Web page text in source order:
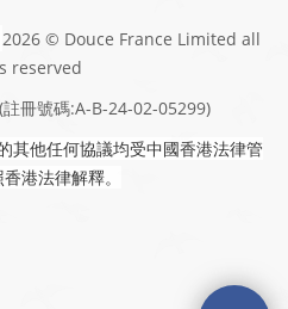
2026 © Douce France Limited all
reserved
(註冊號碼:A-B-24-02-05299)
其他任何協議均受中國香港法律管
港法律解釋。